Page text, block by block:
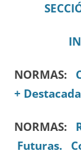
NORMAS:
+
NORMAS:
Futuras.